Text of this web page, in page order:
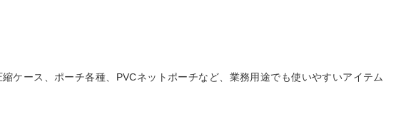
ース、ポーチ各種、PVCネットポーチなど、業務用途でも使いやすいアイテム